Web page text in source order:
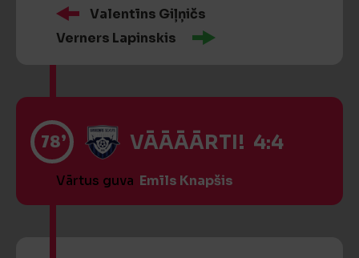
Valentīns Giļņičs
Verners Lapinskis
78’ VĀĀĀĀRTI! 4:4
Vārtus guva Emīls Knapšis